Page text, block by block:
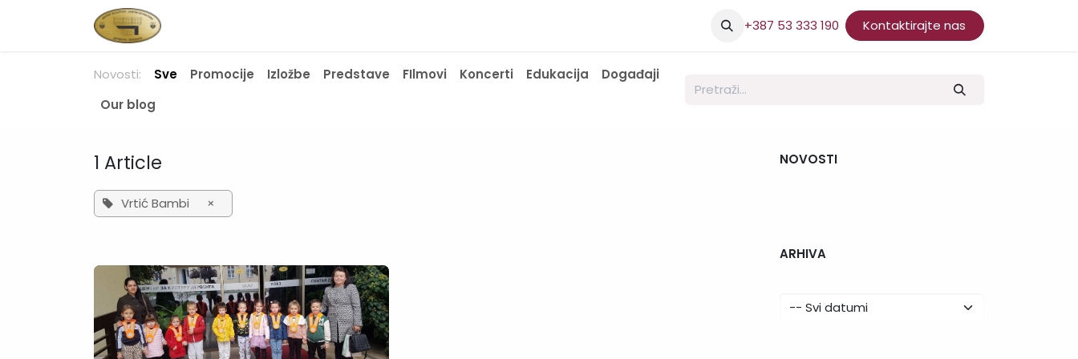
+387 53 333 190 Kontaktirajte nas
Novosti: Sve Promocije Izložbe Predstave FIlmovi Koncerti Edukacija
Događaji
Our blog
1 Article
Vrtić Bambi ×
NOVOSTI
ARHIVA